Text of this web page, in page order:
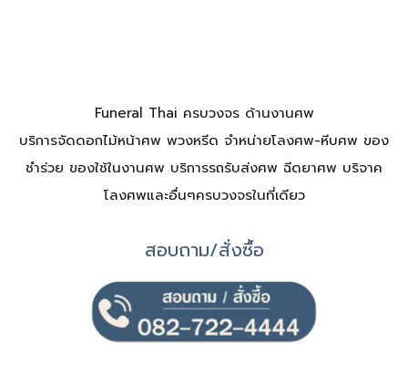
Funeral Thai ครบวงจร ด้านงานศพ
บริการจัดดอกไม้หน้าศพ พวงหรีด จำหน่ายโลงศพ-หีบศพ ของ
ชำร่วย ของใช้ในงานศพ บริการรถรับส่งศพ ฉีดยาศพ บริจาค
โลงศพและอื่นๆครบวงจรในที่เดียว
สอบถาม/สั่งซื้อ